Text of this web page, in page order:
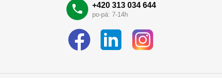
+420 313 034 644
po-pá: 7-14h